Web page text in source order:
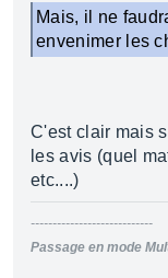
Mais, il ne
envenimer les
C'est clair mais
les avis (quel
etc....)
----------------------------
Passage en mode